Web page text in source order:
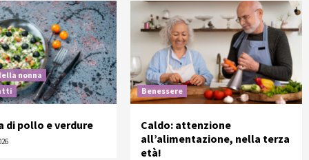
nonna
di pollo e verdure
Benessere
Caldo: attenzione
all’alimentazione, nella terza
età!